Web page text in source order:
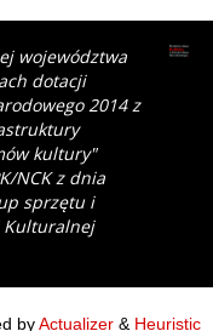
województwa
dotacji
2014 z
kultury"
NCK z dnia
sprzętu i
Kulturalnej
byActualizer & Heuristic